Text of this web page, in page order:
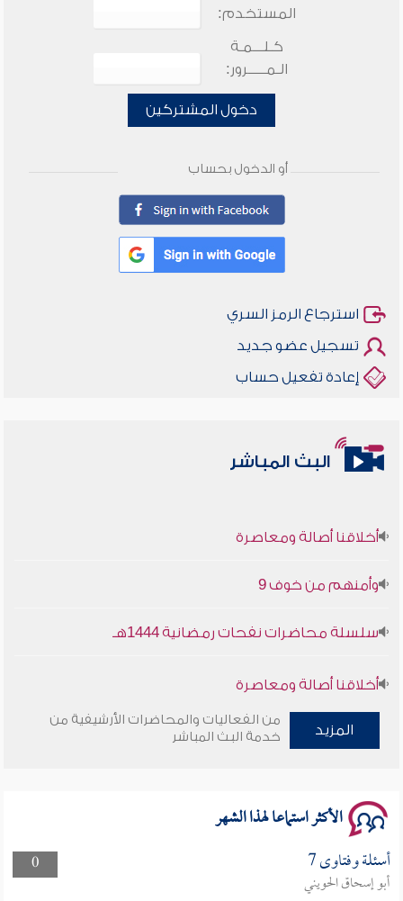
المستخدم:
كـلـــمـة
الـمـــــرور:
دخول المشتركين
أو الدخول بحساب
استرجاع الرمز السري
تسجيل عضو جديد
إعادة تفعيل حساب
البث المباشر
أخلاقنا أصالة ومعاصرة
وأمنهم من خوف 9
سلسلة محاضرات نفحات رمضانية 1444هـ
أخلاقنا أصالة ومعاصرة
وأمنهم من خوف 9
المزيد
من الفعاليات والمحاضرات الأرشيفية من
خدمة البث المباشر
الأكثر استماعا لهذا الشهر
0 أسئلة وفتاوى 7
أبو إسحاق الحويني